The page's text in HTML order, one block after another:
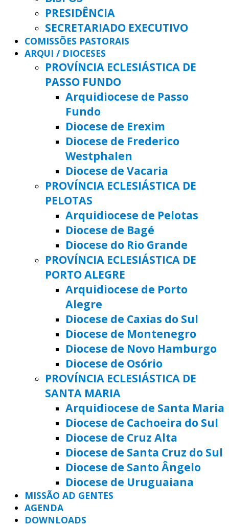
PRESIDÊNCIA
SECRETARIADO EXECUTIVO
COMISSÕES PASTORAIS
ARQUI / DIOCESES
PROVÍNCIA ECLESIÁSTICA DE
PASSO FUNDO
Arquidiocese de Passo
Fundo
Diocese de Erexim
Diocese de Frederico
Westphalen
Diocese de Vacaria
PROVÍNCIA ECLESIÁSTICA DE
PELOTAS
Arquidiocese de Pelotas
Diocese de Bagé
Diocese do Rio Grande
PROVÍNCIA ECLESIÁSTICA DE
PORTO ALEGRE
Arquidiocese de Porto
Alegre
Diocese de Caxias do Sul
Diocese de Montenegro
Diocese de Novo Hamburgo
Diocese de Osório
PROVÍNCIA ECLESIÁSTICA DE
SANTA MARIA
Arquidiocese de Santa Maria
Diocese de Cachoeira do Sul
Diocese de Cruz Alta
Diocese de Santa Cruz do Sul
Diocese de Santo Ângelo
Diocese de Uruguaiana
MISSÃO AD GENTES
AGENDA
DOWNLOADS